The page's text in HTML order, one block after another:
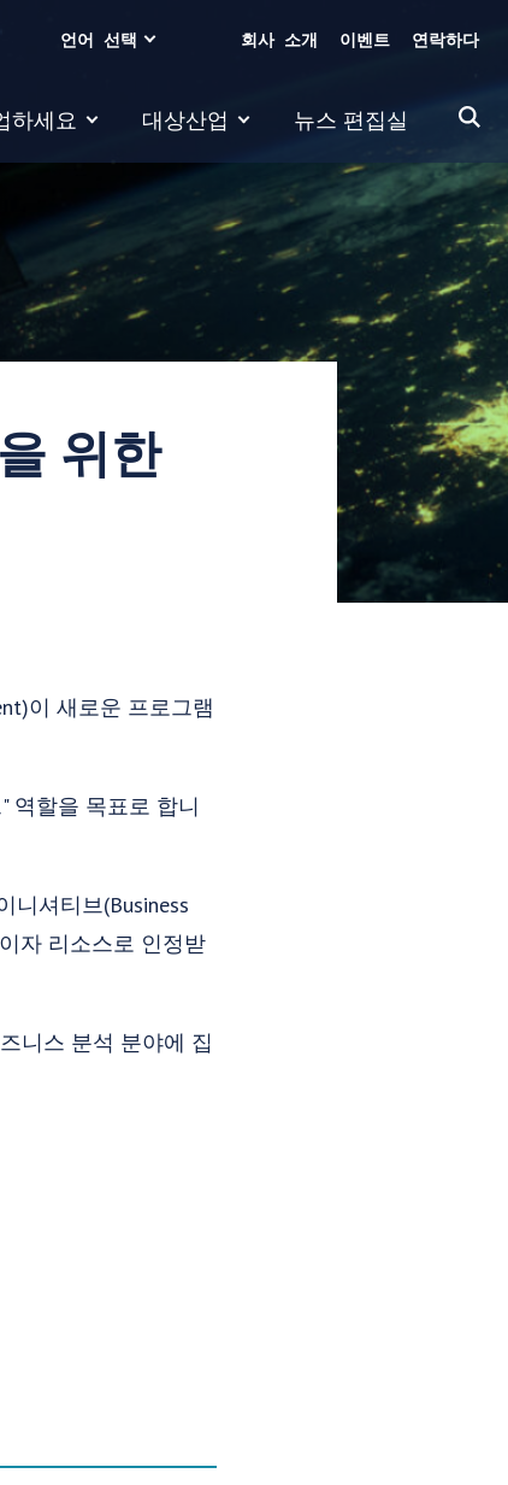
하세요 대상산업 뉴스 편집실
회사 소개 이벤트 연락하다
언어 선택
위한
이 새로운 프로그램
역할을 목표로 합니
니셔티브(Business
자 리소스로 인정받
니스 분석 분야에 집